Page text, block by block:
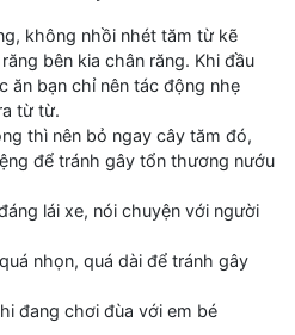
không nhồi nhét tăm từ kẽ
bên kia chân răng. Khi đầu
ăn bạn chỉ nên tác động nhẹ
từ từ.
thì nên bỏ ngay cây tăm đó,
để tránh gây tổn thương nướu
lái xe, nói chuyện với người
nhọn, quá dài để tránh gây
đang chơi đùa với em bé